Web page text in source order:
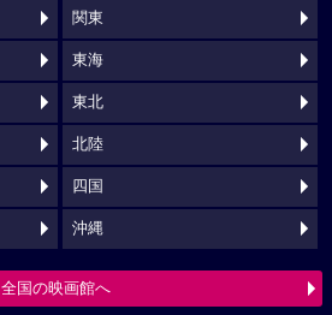
関東
東海
東北
北陸
四国
沖縄
全国の映画館へ